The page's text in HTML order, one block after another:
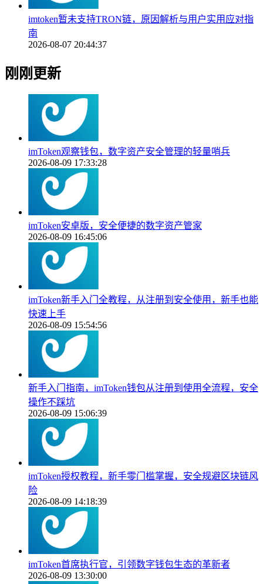
imtoken暂未支持TRON链，原因解析与用户实用应对指
南
2026-08-07 20:44:37
刚刚更新
imToken观察钱包，数字资产安全管理的轻量哨兵
2026-08-09 17:33:28
imToken安卓版，安全便捷的数字资产管家
2026-08-09 16:45:06
imToken新手入门全教程，从注册到安全使用，新手也能
快速上手
2026-08-09 15:54:56
新手入门指南，imToken钱包从注册到使用全流程，安全
操作不踩坑
2026-08-09 15:06:39
imToken授权教程，新手零门槛掌握，安全规避区块链风
险
2026-08-09 14:18:39
imToken首席执行官，引领数字钱包生态的革新者
2026-08-09 13:30:00